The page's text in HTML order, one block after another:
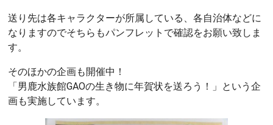
送り先は各キャラクターが所属している、各自治体などに
なりますのでそちらもパンフレットで確認をお願い致しま
す。
そのほかの企画も開催中！
「男鹿水族館GAOの生き物に年賀状を送ろう！」という企
画も実施しています。